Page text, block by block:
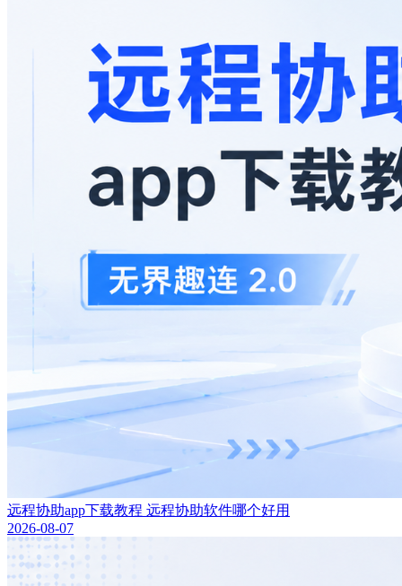
远程协助app下载教程 远程协助软件哪个好用
2026-08-07